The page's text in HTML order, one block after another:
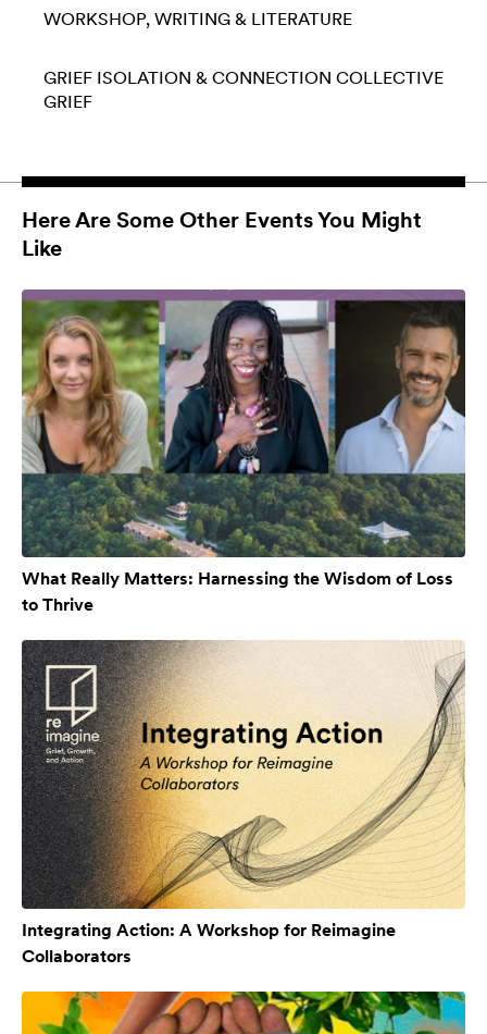
WORKSHOP WRITING & LITERATURE
GRIEF ISOLATION & CONNECTION COLLECTIVE
GRIEF
Here Are Some Other Events You Might
Like
What Really Matters: Harnessing the Wisdom of Loss
to Thrive
Integrating Action: A Workshop for Reimagine
Collaborators